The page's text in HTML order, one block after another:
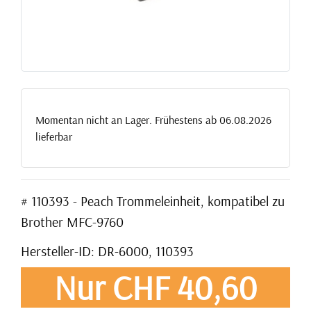
Momentan nicht an Lager. Frühestens ab 06.08.2026
lieferbar
# 110393 - Peach Trommeleinheit, kompatibel zu
Brother MFC-9760
Hersteller-ID: DR-6000, 110393
Nur CHF 40,60